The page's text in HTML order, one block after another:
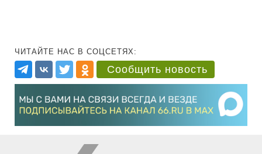
ЧИТАЙТЕ НАС В СОЦСЕТЯХ:
Сообщить новость